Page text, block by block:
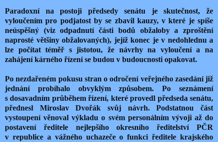
Paradoxní na postoji předsedy senátu je skutečnost, že
vyloučením pro podjatost by se zbavil kauzy, v které je spíše
neúspěšný (viz odpadnutí části bodů obžaloby a zproštění
naprosté většiny obžalovaných), jejíž konec je v nedohlednu a
lze počítat téměř s jistotou, že návrhy na vyloučení a na
zahájení kárného řízení se budou v budoucnosti opakovat.
Po nezdařeném pokusu stran o odročení veřejného zasedání již
jednání probíhalo obvyklým způsobem. Po seznámení
s dosavadním průběhem řízení, které provedl předseda senátu,
přednesl Miroslav Dvořák svůj návrh. Podstatnou část
vystoupení věnoval výkladu o svém personálním vývoji až do
postavení ředitele nejlepšího okresního ředitelství PČR
v republice a vážného uchazeče o funkci ředitele krajského